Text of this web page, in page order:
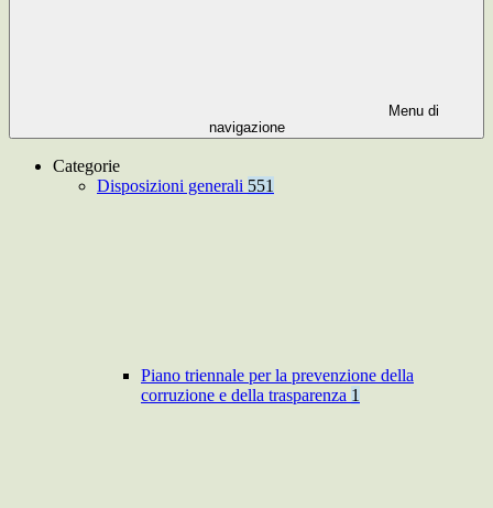
Menu di
navigazione
Categorie
Disposizioni generali 551
Piano triennale per la prevenzione della
corruzione e della trasparenza 1